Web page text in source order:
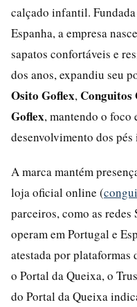
calçado infantil.
Espanha, a empresa
sapatos confortáveis e
dos anos, expandiu seu
Osito Goflex, Conguitos
Goflex, mantendo o foco
desenvolvimento dos
A marca mantém
loja oficial online (
parceiros, como as
operam em Portugal e
atestada por plataformas
o Portal da Queixa, o
do Portal da Queixa